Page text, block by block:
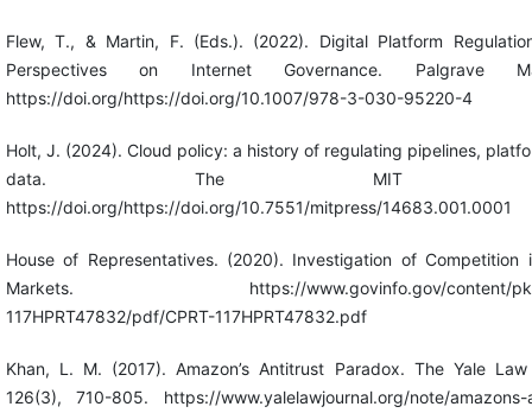
Flew, T., & Martin, F. (Eds.). (2022). Digital Platform
Perspectives on Internet Governance. Palgrave
https://doi.org/https://doi.org/10.1007/978-3-030-95220-4
Holt, J. (2024). Cloud policy: a history of regulating pipelines,
data. The MIT
https://doi.org/https://doi.org/10.7551/mitpress/14683.001.0001
House of Representatives. (2020). Investigation of Competition
Markets. https://www.govinfo.gov/content/pkg/
117HPRT47832/pdf/CPRT-117HPRT47832.pdf
Khan, L. M. (2017). Amazon’s Antitrust Paradox. The Yale
126(3), 710-805. https://www.yalelawjournal.org/note/amazons-